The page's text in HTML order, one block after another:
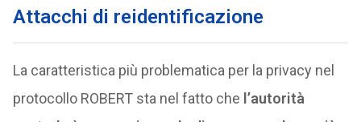
Attacchi di reidentificazione
La caratteristica più problematica per la privacy nel
protocollo ROBERT sta nel fatto che l’autorità